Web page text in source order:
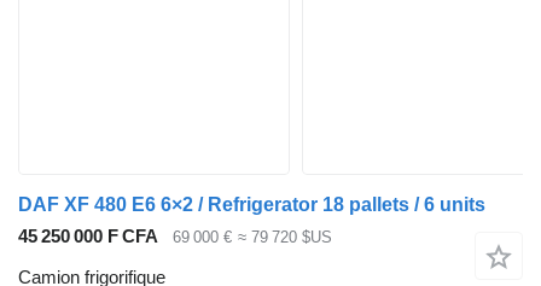
DAF XF 480 E6 6×2 / Refrigerator 18 pallets / 6 units
45 250 000 F CFA
69 000 € ≈ 79 720 $US
Camion frigorifique